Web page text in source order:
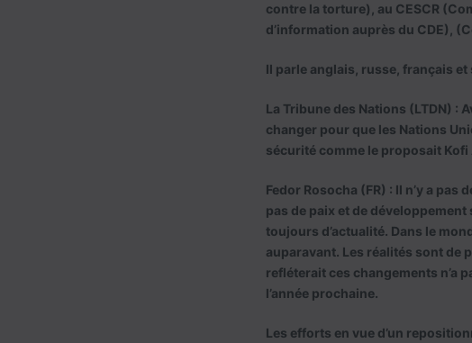
contre la torture), au CESCR
d’information auprès du CDE),
Il parle anglais, russe, français et
La Tribune des Nations (LTDN) :
changer pour que les Nations
sécurité comme le proposait
Fedor Rosocha (FR) : Il n’y a pas
pas de paix et de
toujours d’actualité. Dans le
auparavant. Les réalités sont de
refléterait ces changements n’a
l’année prochaine.
Les efforts en vue d’un